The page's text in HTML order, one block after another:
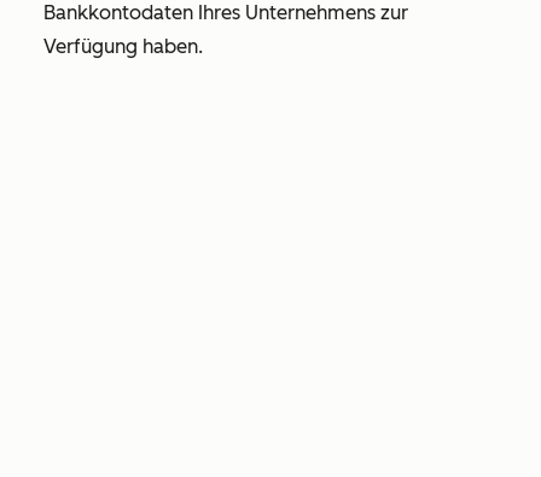
Bankkontodaten Ihres Unternehmens zur
Verfügung haben.